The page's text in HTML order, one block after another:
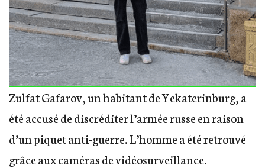
Zulfat Gafarov, un habitant de Yekaterinburg, a
étéaccuséde discréditer l’armée russe en raison
d’un piquet anti-guerre. L’homme a été retrouvé
grâce aux caméras de vidéosurveillance.